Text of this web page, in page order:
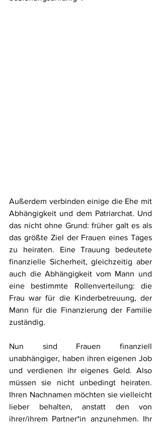
Außerdem verbinden einige die Ehe mit
Abhängigkeit und dem Patriarchat. Und
das nicht ohne Grund: früher galt es als
das größte Ziel der Frauen eines Tages
zu heiraten. Eine Trauung bedeutete
finanzielle Sicherheit, gleichzeitig aber
auch die Abhängigkeit vom Mann und
eine bestimmte Rollenverteilung: die
Frau war für die Kinderbetreuung, der
Mann für die Finanzierung der Familie
zuständig.
Nun sind Frauen finanziell
unabhängiger, haben ihren eigenen Job
und verdienen ihr eigenes Geld. Also
müssen sie nicht unbedingt heiraten.
Ihren Nachnamen möchten sie vielleicht
lieber behalten, anstatt den von
ihrer/ihrem Partner*in anzunehmen. Ihr